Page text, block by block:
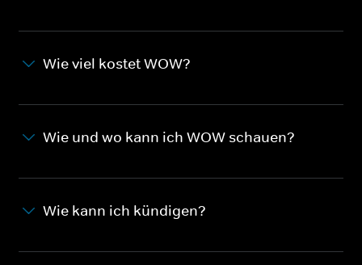
Wie viel kostet WOW?
Wie und wo kann ich WOW schauen?
Wie kann ich kündigen?